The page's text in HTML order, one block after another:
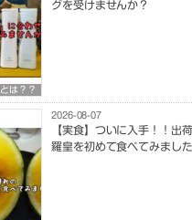
は？？
グを受けませんか？
2026-08-07
【実食】ついに入手！！出
羅皇を初めて食べてみました